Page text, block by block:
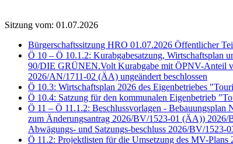
Sitzung vom: 01.07.2026
Bürgerschaftssitzung HRO 01.07.2026 Öffentlicher
Ö 10 – Ö 10.1.2: Kurabgabesatzung, Wirtschaftsplan
90/DIE GRÜNEN.Volt Kurabgabe mit ÖPNV-Anteil
2026/AN/1711-02 (ÄA) ungeändert beschlossen
Ö 10.3: Wirtschaftsplan 2026 des Eigenbetriebes
Ö 10.4: Satzung für den kommunalen Eigenbetrieb
Ö 11 – Ö 11.1.2: Beschlussvorlagen - Bebauungsplan
zum Änderungsantrag 2026/BV/1523-01 (ÄA)) 2026/
Abwägungs- und Satzungs-beschluss 2026/BV/1523-
Ö 11.2: Projektlisten für die Umsetzung des MV-